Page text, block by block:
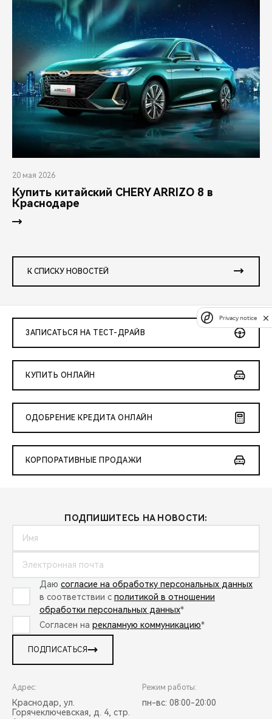
20 мая 2026
Купить китайский CHERY ARRIZO 8 в
Краснодаре
К СПИСКУ НОВОСТЕЙ
ЗАПИСАТЬСЯ НА ТЕСТ-ДРАЙВ
КУПИТЬ ОНЛАЙН
ОДОБРЕНИЕ КРЕДИТА ОНЛАЙН
КОРПОРАТИВНЫЕ ПРОДАЖИ
ПОДПИШИТЕСЬ НА НОВОСТИ:
Даю согласие на обработку персональных данных
в соответствии с политикой в отношении
обработки персональных данных*
Согласен на рекламную коммуникацию*
ПОДПИСАТЬСЯ
Адрес:
Краснодар, ул.
Горячеключевская, д. 4, стр.
Режим работы:
пн-вс: 08:00-20:00
Privacy notice